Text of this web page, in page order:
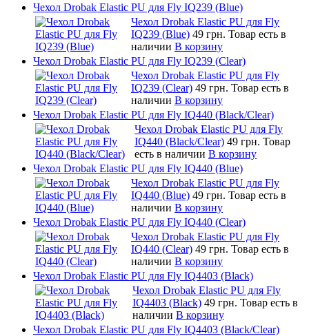
Чехол Drobak Elastic PU для Fly IQ239 (Blue)
Чехол Drobak Elastic PU для Fly
IQ239 (Blue) 49 грн. Товар есть в
наличии В корзину
Чехол Drobak Elastic PU для Fly IQ239 (Clear)
Чехол Drobak Elastic PU для Fly
IQ239 (Clear) 49 грн. Товар есть в
наличии В корзину
Чехол Drobak Elastic PU для Fly IQ440 (Black/Clear)
Чехол Drobak Elastic PU для Fly
IQ440 (Black/Clear) 49 грн. Товар
есть в наличии В корзину
Чехол Drobak Elastic PU для Fly IQ440 (Blue)
Чехол Drobak Elastic PU для Fly
IQ440 (Blue) 49 грн. Товар есть в
наличии В корзину
Чехол Drobak Elastic PU для Fly IQ440 (Clear)
Чехол Drobak Elastic PU для Fly
IQ440 (Clear) 49 грн. Товар есть в
наличии В корзину
Чехол Drobak Elastic PU для Fly IQ4403 (Black)
Чехол Drobak Elastic PU для Fly
IQ4403 (Black) 49 грн. Товар есть в
наличии В корзину
Чехол Drobak Elastic PU для Fly IQ4403 (Black/Clear)